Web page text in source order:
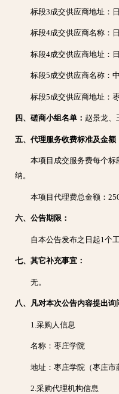
标段3成交供应商地址：
标段4成交供应商名称：
标段4成交供应商地址：
标段5成交供应商名称：
标段5成交供应商地址：
四、磋商小组名单： 赵景龙、
五、代理服务收费标准及金额
本项目成交服务费每个标
纳。
本项目代理费总金额：
六、公告期限：
自本公告发布之日起1个工
七、其它补充事宜：
无。
八、凡对本次公告内容提出询
1.采购人信息
名称：枣庄学院
地址：枣庄学院（枣庄市
2.采购代理机构信息